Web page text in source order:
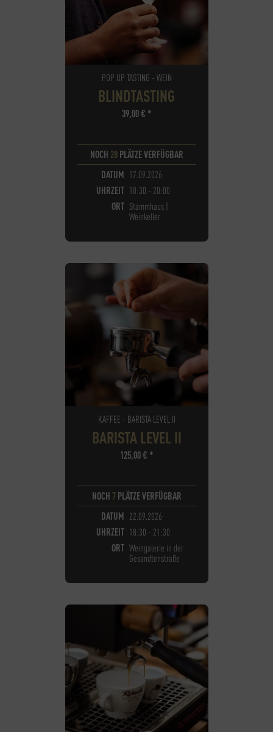
POP UP TASTING - WEIN
BLINDTASTING
39,00€ *
NOCH 28PLÄTZE VERFÜGBAR
DATUM 17.09.2026
UHRZEIT 18:30 - 20:00
ORT Stammhaus |
Weinkeller
KAFFEE - BARISTA LEVEL II
BARISTA LEVEL II
125,00€ *
NOCH 7PLÄTZE VERFÜGBAR
DATUM 22.09.2026
UHRZEIT 18:30 - 21:30
ORT Weingalerie in der
Gesandtenstraße